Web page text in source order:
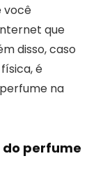
você
que
disso, caso
é
na
perfume